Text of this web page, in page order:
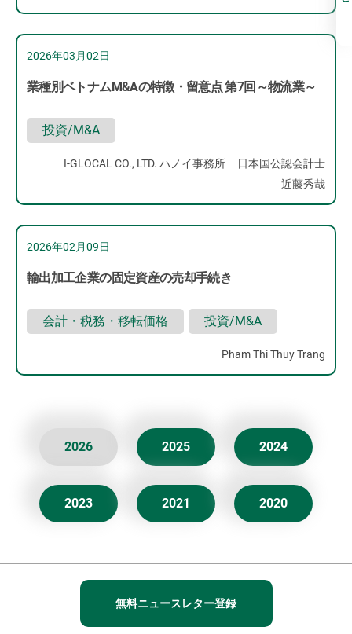
2026年03月02日
業種別ベトナムM&Aの特徴・留意点 第7回～物流業～
投資/M&A
I-GLOCAL CO., LTD. ハノイ事務所
日本国公認会計士
近藤秀哉
2026年02月09日
輸出加工企業の固定資産の売却手続き
会計・税務・移転価格 投資/M&A
Pham Thi Thuy Trang
2026 2025 2024
2023 2021 2020
無料ニュースレター登録